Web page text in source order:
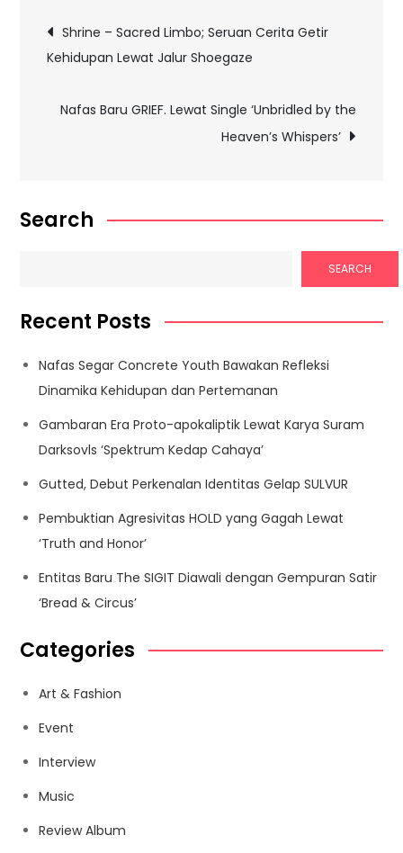
Post
navigation
Shrine – Sacred Limbo; Seruan Cerita Getir
Kehidupan Lewat Jalur Shoegaze
Nafas Baru GRIEF. Lewat Single ‘Unbridled by the
Heaven’s Whispers’
Search
SEARCH
Recent Posts
Nafas Segar Concrete Youth Bawakan Refleksi
Dinamika Kehidupan dan Pertemanan
Gambaran Era Proto-apokaliptik Lewat Karya Suram
Darksovls ‘Spektrum Kedap Cahaya’
Gutted, Debut Perkenalan Identitas Gelap SULVUR
Pembuktian Agresivitas HOLD yang Gagah Lewat
‘Truth and Honor’
Entitas Baru The SIGIT Diawali dengan Gempuran Satir
‘Bread & Circus’
Categories
Art & Fashion
Event
Interview
Music
Review Album